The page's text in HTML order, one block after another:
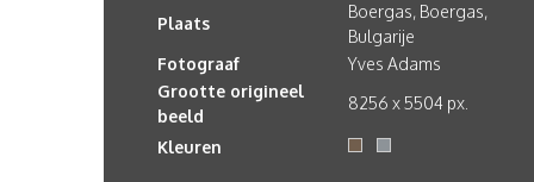
Plaats
Boergas, Boergas,
Bulgarije
Fotograaf
Yves Adams
Grootte origineel
beeld
8256 x 5504 px.
Kleuren